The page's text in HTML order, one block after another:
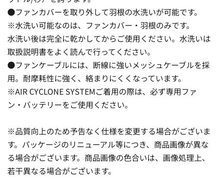
●ファンカバーを取り外して羽根の水洗いが可能です。
※水洗い可能なのは、ファンカバー・羽根のみです。
水洗い後は完全に乾かしてからご使用ください。水洗いは
取扱説明書をよく読んで行ってください。
●ファンケーブルには、断線に強いメッシュケーブルを採
用。耐摩耗性に強く、絡まりにくくなっています。
※AIR CYCLONE SYSTEMご着用の際は、必ず専用ファ
ン・バッテリーをご使用ください。
※品質向上のため予告なく仕様を変更する場合がございま
す。パッケージのリニューアル等につき、商品画像が異な
る場合がございます。商品画像の色合いは、画像処理上、
若干異なる場合がございます。